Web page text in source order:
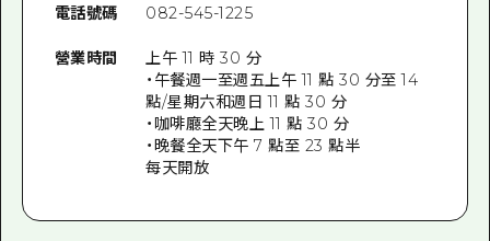
電話號碼 082-545-1225
營業時間
上午 11 時 30 分
・午餐週一至週五上午 11 點 30 分至 14
點/星期六和週日 11 點 30 分
・咖啡廳全天晚上 11 點 30 分
・晚餐全天下午 7 點至 23 點半
每天開放